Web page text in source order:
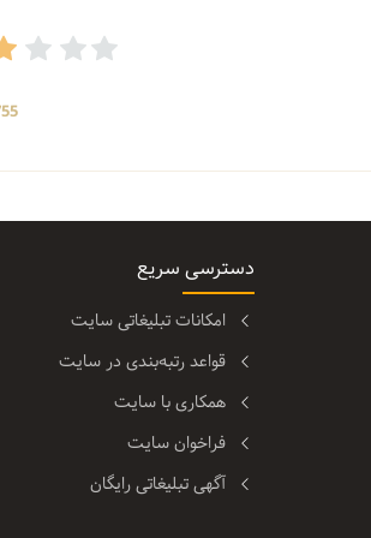
755
دسترسی سریع
امکانات تبلیغاتی سایت
قواعد رتبه‌بندی در سایت
همکاری با سایت
فراخوان سایت
آگهی تبلیغاتی رایگان